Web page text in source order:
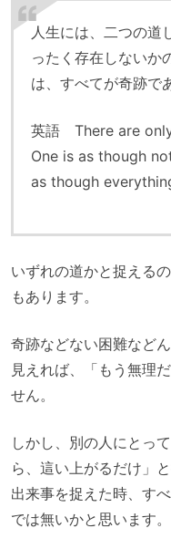
人生には、二つの道
ったく存在しないか
は、すべてが奇跡で
英語 There are
One is as though
as though
いずれの道かと捉える
もあります。
奇跡などない困難など
見えれば、「もう無理
せん。
しかし、別の人にとっ
ら、這い上がるだけ」
出来事を捉えた時、す
では無いかと思います。